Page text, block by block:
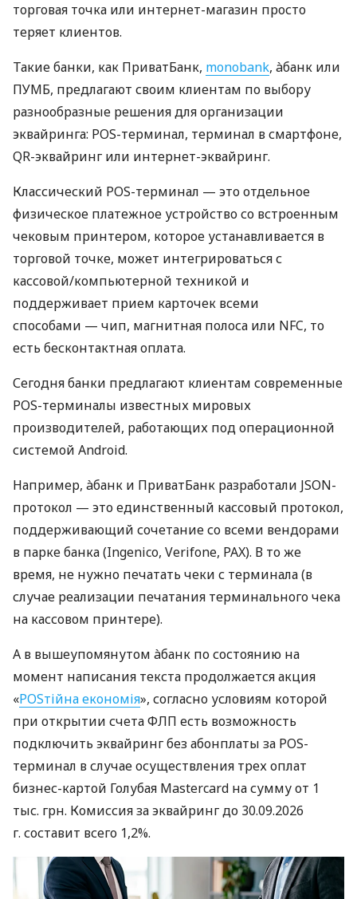
торговая точка или интернет-магазин просто
теряет клиентов.
Такие банки, как ПриватБанк, monobank, àбанк или
ПУМБ, предлагают своим клиентам по выбору
разнообразные решения для организации
эквайринга: POS-терминал, терминал в смартфоне,
QR-эквайринг или интернет-эквайринг.
Классический POS-терминал — это отдельное
физическое платежное устройство со встроенным
чековым принтером, которое устанавливается в
торговой точке, может интегрироваться с
кассовой/компьютерной техникой и
поддерживает прием карточек всеми
способами — чип, магнитная полоса или NFC, то
есть бесконтактная оплата.
Сегодня банки предлагают клиентам современные
POS-терминалы известных мировых
производителей, работающих под операционной
системой Android.
Например, àбанк и ПриватБанк разработали JSON-
протокол — это единственный кассовый протокол,
поддерживающий сочетание со всеми вендорами
в парке банка (Ingenico, Verifone, PAX). В то же
время, не нужно печатать чеки с терминала (в
случае реализации печатания терминального чека
на кассовом принтере).
А в вышеупомянутом àбанк по состоянию на
момент написания текста продолжается акция
«POSтійна економія», согласно условиям которой
при открытии счета ФЛП есть возможность
подключить эквайринг без абонплаты за POS-
терминал в случае осуществления трех оплат
бизнес-картой Голубая Mastercard на сумму от 1
тыс. грн. Комиссия за эквайринг до 30.09.2026
г. составит всего 1,2%.